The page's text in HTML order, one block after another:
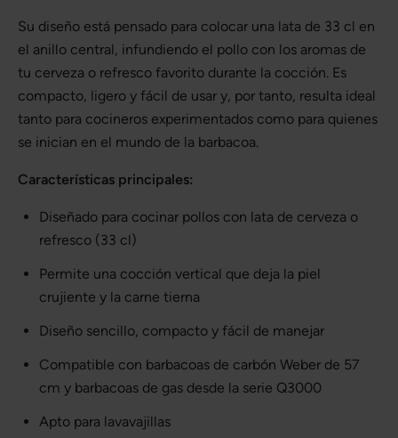
Su diseño está pensado para colocar una lata de 33 cl en
el anillo central, infundiendo el pollo con los aromas de
tu cerveza o refresco favorito durante la cocción. Es
compacto, ligero y fácil de usar y, por tanto, resulta ideal
tanto para cocineros experimentados como para quienes
se inician en el mundo de la barbacoa.
Características principales:
Diseñado para cocinar pollos con lata de cerveza o
refresco (33 cl)
Permite una cocción vertical que deja la piel
crujiente y la carne tierna
Diseño sencillo, compacto y fácil de manejar
Compatible con barbacoas de carbón Weber de 57
cm y barbacoas de gas desde la serie Q3000
Apto para lavavajillas